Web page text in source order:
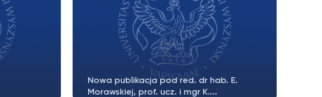
Nowa publikacja pod red. dr hab. E.
Morawskiej, prof. ucz. i mgr K....